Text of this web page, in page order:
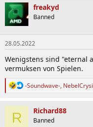
k
i
o
n
e
n
:
freakyd
Banned
28.05.2022
Wenigstens sind "eternal
vermuksen von Spielen.
R
k
-Soundwave-,
R Richard88
Banned